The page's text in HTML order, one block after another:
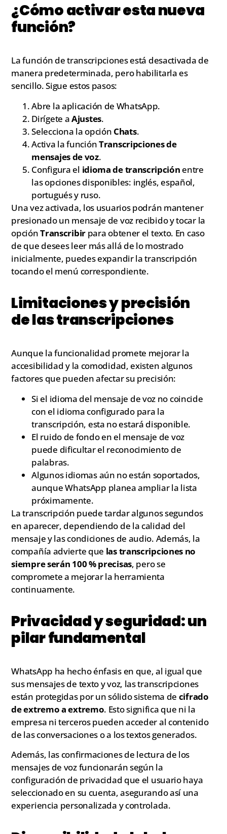
¿Cómo activar esta nueva
función?
La función de transcripciones está desactivada de
manera predeterminada, pero habilitarla es
sencillo. Sigue estos pasos:
Abre la aplicación de WhatsApp.
Dirígete aAjustes.
Selecciona la opción Chats.
Activa la funciónTranscripciones de
mensajes de voz.
Configura el idioma de transcripción entre
las opciones disponibles: inglés, español,
portugués y ruso.
Una vez activada, los usuarios podrán mantener
presionado un mensaje de voz recibido y tocar la
opciónTranscribir para obtener el texto. En caso
de que desees leer más allá de lo mostrado
inicialmente, puedes expandir la transcripción
tocando el menú correspondiente.
Limitaciones y precisión
de las transcripciones
Aunque la funcionalidad promete mejorar la
accesibilidad y la comodidad, existen algunos
factores que pueden afectar su precisión:
Si el idioma del mensaje de voz no coincide
con el idioma configurado para la
transcripción, esta no estará disponible.
El ruido de fondo en el mensaje de voz
puede dificultar el reconocimiento de
palabras.
Algunos idiomas aún no están soportados,
aunque WhatsApp planea ampliar la lista
próximamente.
La transcripción puede tardar algunos segundos
en aparecer, dependiendo de la calidad del
mensaje y las condiciones de audio. Además, la
compañía advierte que las transcripciones no
siempre serán 100 % precisas, pero se
compromete a mejorar la herramienta
continuamente.
Privacidad y seguridad: un
pilar fundamental
WhatsApp ha hecho énfasis en que, al igual que
sus mensajes de texto y voz, las transcripciones
están protegidas por un sólido sistema de cifrado
de extremo a extremo. Esto significa que ni la
empresa ni terceros pueden acceder al contenido
de las conversaciones o a los textos generados.
Además, las confirmaciones de lectura de los
mensajes de voz funcionarán según la
configuración de privacidad que el usuario haya
seleccionado en su cuenta, asegurando así una
experiencia personalizada y controlada.